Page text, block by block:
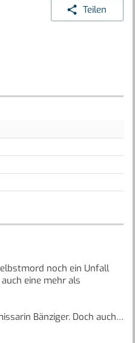
Teilen
noch ein Unfall
eine mehr als
Bänziger. Doch auch
Und was hat die